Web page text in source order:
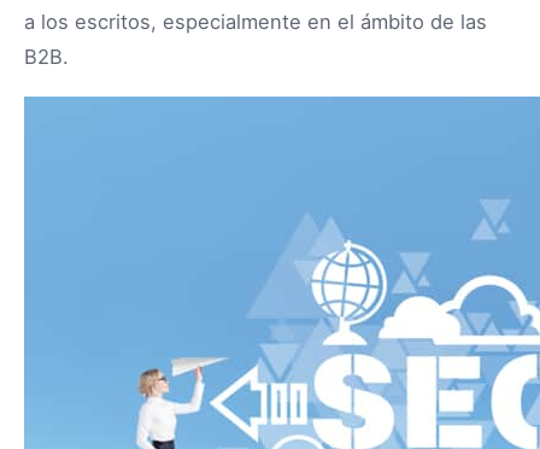
a los escritos, especialmente en el ámbito de las
B2B.